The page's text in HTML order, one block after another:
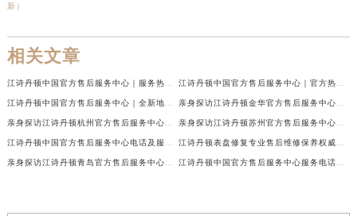
新）
相关文章